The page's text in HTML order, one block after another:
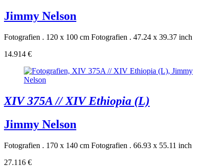
Jimmy Nelson
Fotografien . 120 x 100 cm Fotografien . 47.24 x 39.37 inch
14.914 €
XIV 375A // XIV Ethiopia (L)
Jimmy Nelson
Fotografien . 170 x 140 cm Fotografien . 66.93 x 55.11 inch
27.116 €